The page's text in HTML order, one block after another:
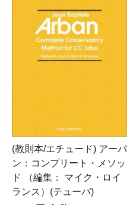
(教則本/エチュード) アーバ
ン：コンプリート・メソッ
ド （編集： マイク・ロイ
ランス）(テューバ)